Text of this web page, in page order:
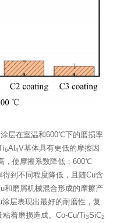
层在室温和600℃下的磨损率
6Al4V基体具有更低的摩擦因
，使摩擦系数降低；600℃
到不同程度降低，且随Cu含
和磨屑机械混合形成的摩擦产
涂层表现出最好的耐磨性，复
着磨损造成。Co-Cu/Ti3SiC2